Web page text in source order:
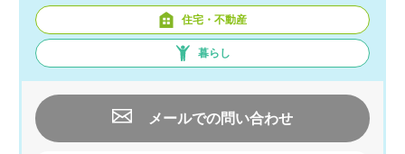
住宅・不動産
暮らし
メールでの問い合わせ